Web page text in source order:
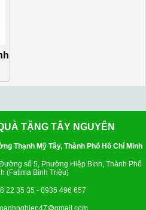
TẶNG TÂY NGUYÊN
Thạnh Mỹ Tây, Thành Phố Hồ Chí Minh
số 5, Phường Hiệp Bình, Thành Phố
(Fatima Bình Triệu)
22 35 35 - 0935 496 657